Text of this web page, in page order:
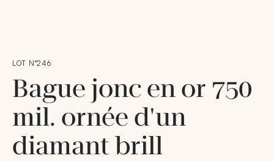
LOT N°246
Bague jonc en or 750
mil. ornée d'un
diamant brill